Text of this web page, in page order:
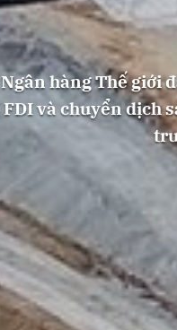
Ngân hàng Thế giới
FDI và chuyển dịch